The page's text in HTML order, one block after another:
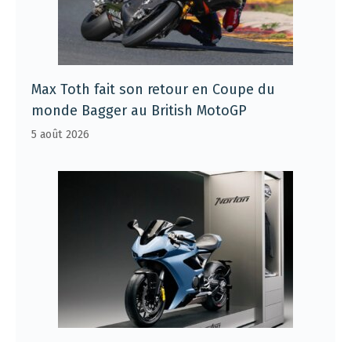
Max Toth fait son retour en Coupe du
monde Bagger au British MotoGP
5 août 2026